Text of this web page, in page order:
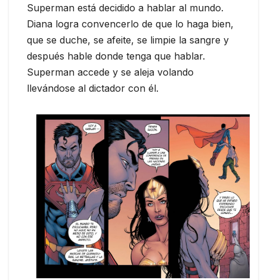
Superman está decidido a hablar al mundo.
Diana logra convencerlo de que lo haga bien,
que se duche, se afeite, se limpie la sangre y
después hable donde tenga que hablar.
Superman accede y se aleja volando
llevándose al dictador con él.